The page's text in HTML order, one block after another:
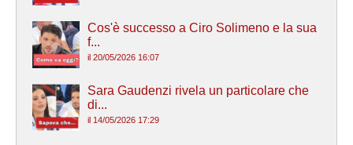
Cos'è successo a Ciro Solimeno e la sua
f...
il 20/05/2026 16:07
Sara Gaudenzi rivela un particolare che
di...
il 14/05/2026 17:29